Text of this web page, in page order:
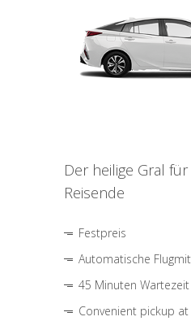
Der heilige Gral
Reisende
Festpreis
Automatische
45 Minuten
Convenient pickup